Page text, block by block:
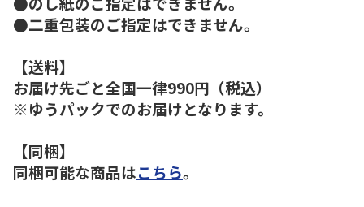
●二重包装のご指定はできません。
【送料】
お届け先ごと全国一律990円（税込）
※ゆうパックでのお届けとなります。
【同梱】
同梱可能な商品はこちら。